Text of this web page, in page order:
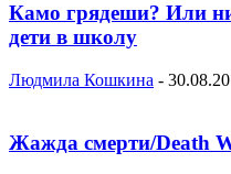
Камо грядеши? Или
дети в школу
Людмила Кошкина -
Жажда смерти/Death